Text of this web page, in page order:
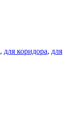
, для коридора, для